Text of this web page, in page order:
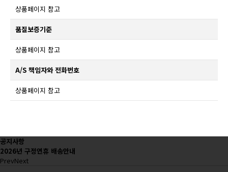
상품페이지 참고
품질보증기준
상품페이지 참고
A/S 책임자와 전화번호
상품페이지 참고
공지사항
2026년 구정연휴 배송안내
PrevNext